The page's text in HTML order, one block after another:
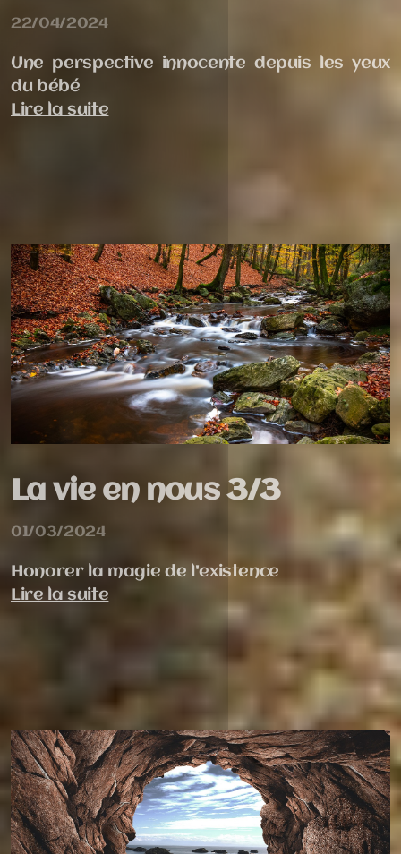
22/04/2024
Une perspective innocente depuis les yeux
du bébé
Lire la suite
La vie en nous 3/3
01/03/2024
Honorer la magie de l'existence
Lire la suite